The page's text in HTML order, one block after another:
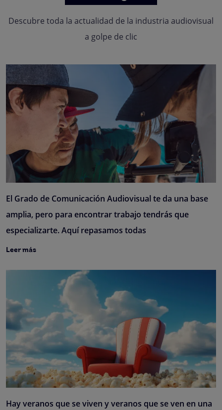
Descubre toda la actualidad de la industria audiovisual
a golpe de clic
El Grado de Comunicación Audiovisual te da una base
amplia, pero para encontrar trabajo tendrás que
especializarte. Aquí repasamos todas
Leer más
Hay veranos que se viven y veranos que se ven en una